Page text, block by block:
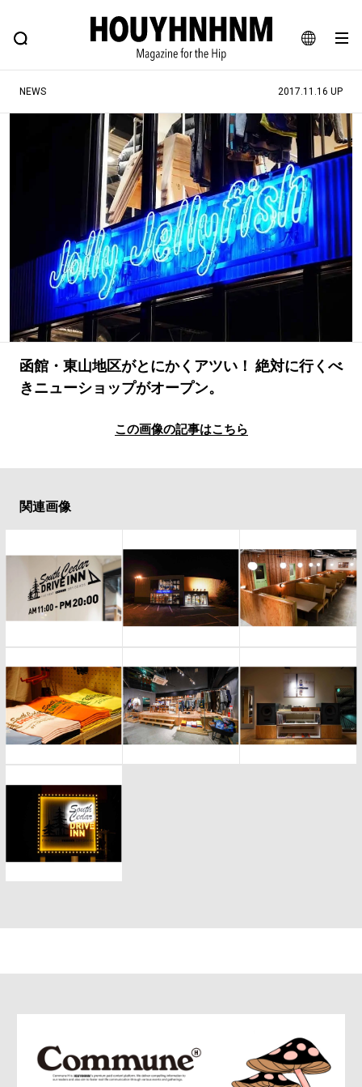
JA
EN
FEATURE BLOG SNAP
ヒップなファッション、カルチャー、ライフスタイルWEBマガジン
#注目のタグ
#SHOPPING ADDICT #憧れの逸品
#ESSENTIAL DESIGNS #古着サミット
#NEW VINTAGE #マイナーグッド図鑑
#路地裏てぃーん。 #MONTHLY JOURNAL
#GH 銘品の所以 #フイナムのYouTube
#Commune H #FOCUS IT
#ととけん #FASHION #MUSIC
#LIFESTYLE #SNEAKER #OUTDOOR
#SPORTS #HANDSOME HANDBOOK
NEWS 2017.11.16 UP
函館・東山地区がとにかくアツい！ 絶対に行くべ
きニューショップがオープン。
この画像の記事はこちら
関連画像